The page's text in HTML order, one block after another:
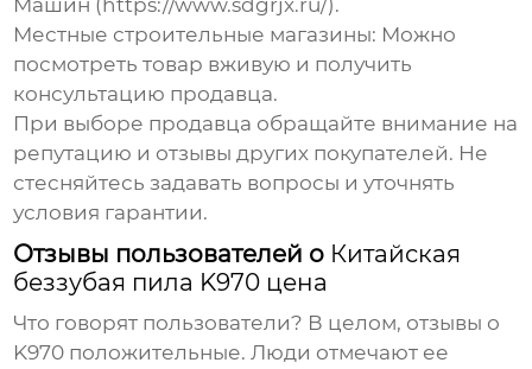
Машин (https://www.sdgrjx.ru/).
Местные строительные магазины: Можно
посмотреть товар вживую и получить
консультацию продавца.
При выборе продавца обращайте внимание на
репутацию и отзывы других покупателей. Не
стесняйтесь задавать вопросы и уточнять
условия гарантии.
Отзывы пользователей о Китайская
беззубая пила K970 цена
Что говорят пользователи? В целом, отзывы о
K970 положительные. Люди отмечают ее